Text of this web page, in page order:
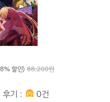
할인) 88,200원
기 : 0건